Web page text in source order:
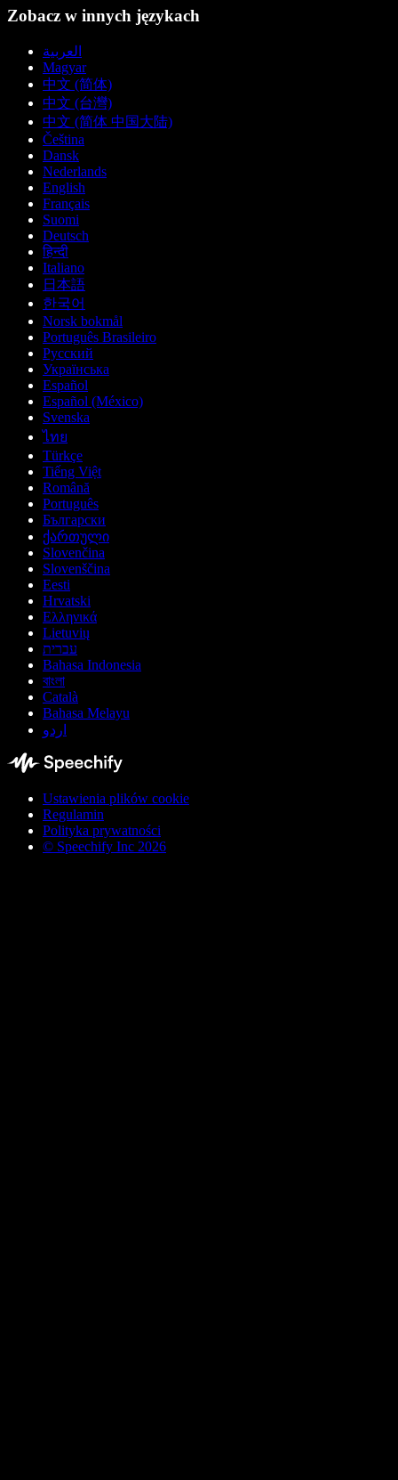
Zobacz w innych językach
العربية
Magyar
中文 (简体)
中文 (台灣)
中文 (简体 中国大陆)
Čeština
Dansk
Nederlands
English
Français
Suomi
Deutsch
हिन्दी
Italiano
日本語
한국어
Norsk bokmål
Português Brasileiro
Русский
Українська
Español
Español (México)
Svenska
ไทย
Türkçe
Tiếng Việt
Română
Português
Български
ქართული
Slovenčina
Slovenščina
Eesti
Hrvatski
Ελληνικά
Lietuvių
עברית
Bahasa Indonesia
বাংলা
Català
Bahasa Melayu
اردو
Ustawienia plików cookie
Regulamin
Polityka prywatności
© Speechify Inc 2026